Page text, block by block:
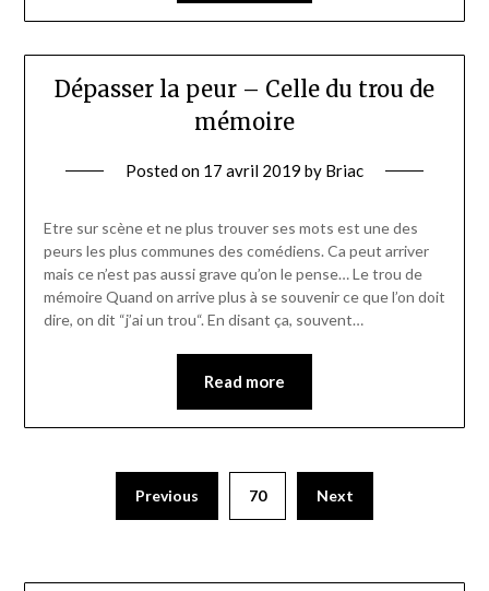
Dépasser la peur – Celle du trou de
mémoire
Posted on 17 avril 2019 by Briac
Etre sur scène et ne plus trouver ses mots est une des
peurs les plus communes des comédiens. Ca peut arriver
mais ce n’est pas aussi grave qu’on le pense… Le trou de
mémoire Quand on arrive plus à se souvenir ce que l’on doit
dire, on dit “j’ai un trou“. En disant ça, souvent…
Read more
Previous 70 Next